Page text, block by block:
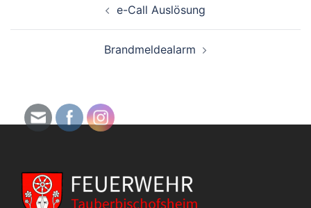
e-Call Auslösung
Brandmeldealarm